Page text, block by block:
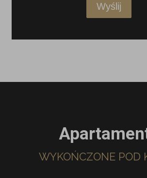
Wyślij
WYKOŃCZONE POD